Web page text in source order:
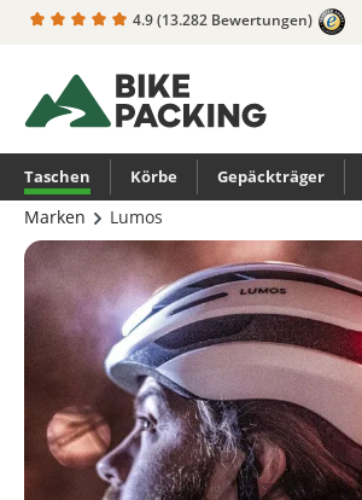
Zur Hauptnavigation springen
4.9(13.282 Bewertungen)
Taschen Körbe Gepäckträger
Marken Lumos